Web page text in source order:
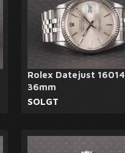
Rolex Datejust 16014
36mm
SOLGT